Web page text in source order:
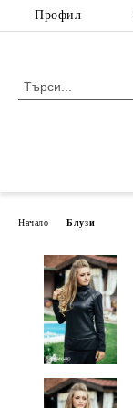
Профил
Начало Блузи